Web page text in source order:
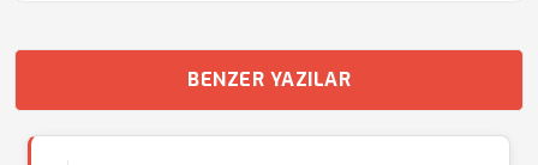
BENZER YAZILAR